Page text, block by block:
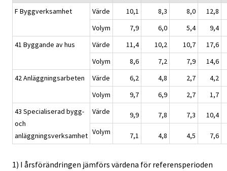
F Byggverksamhet Värde 10,1 8,3 8,0
12,8
Volym
7,9 6,0 5,4
9,4
41 Byggande av hus
Värde 11,4 10,2 10,7
17,6
Volym
8,6 7,2 7,9
14,6
42 Anläggningsarbeten
Värde 6,2 4,8 2,7
4,2
Volym
9,7 6,9 2,7
1,7
43 Specialiserad bygg-
och
anläggningsverksamhet
Värde 9,9 7,8 7,3
10,4
Volym
7,1 4,8 4,5 7,6
1) I årsförändringen jämförs värdena för referensperioden